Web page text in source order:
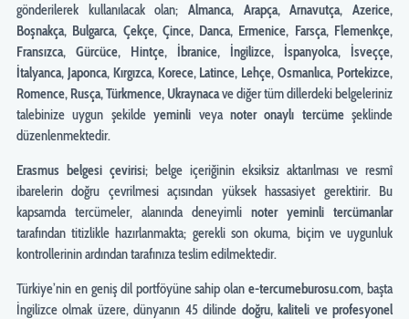
gönderilerek kullanılacak olan; Almanca, Arapça, Arnavutça, Azerice,
Boşnakça, Bulgarca, Çekçe, Çince, Danca, Ermenice, Farsça, Flemenkçe,
Fransızca, Gürcüce, Hintçe, İbranice, İngilizce, İspanyolca, İsveççe,
İtalyanca, Japonca, Kırgızca, Korece, Latince, Lehçe, Osmanlıca, Portekizce,
Romence, Rusça, Türkmence, Ukraynacave diğer tüm dillerdeki belgeleriniz
talebinize uygun şekildeyeminli veya noter onaylı tercümeşeklinde
düzenlenmektedir.
Erasmus belgesi çevirisi; belge içeriğinin eksiksiz aktarılması ve resmî
ibarelerin doğru çevrilmesi açısından yüksek hassasiyet gerektirir. Bu
kapsamda tercümeler, alanında deneyimlinoter yeminli tercümanlar
tarafından titizlikle hazırlanmakta; gerekli son okuma, biçim ve uygunluk
kontrollerinin ardından tarafınıza teslim edilmektedir.
Türkiye’nin en geniş dil portföyüne sahip olane-tercumeburosu.com, başta
İngilizce olmak üzere, dünyanın 45 dilinde doğru, kaliteli ve profesyonel